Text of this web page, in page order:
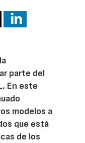
parte del
. En este
modelos a
que está
de los